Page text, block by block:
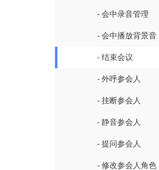
- 会中录音管理
- 会中播放背景音
- 结束会议
- 外呼参会人
- 挂断参会人
- 静音参会人
- 提问参会人
- 修改参会人角色